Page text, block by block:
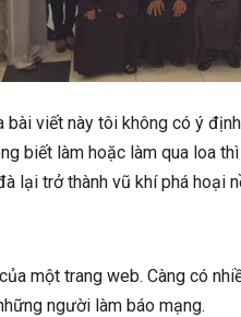
bài viết này tôi không có ý
biết làm hoặc làm qua loa
lại trở thành vũ khí phá hoại
một trang web. Càng có
người làm báo mạng.